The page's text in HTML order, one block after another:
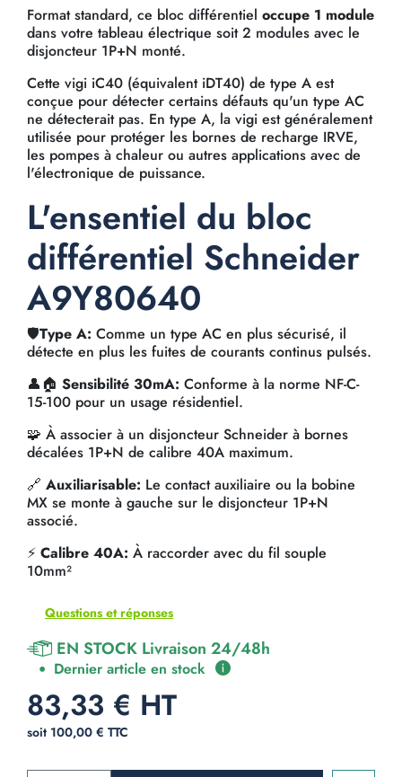
Format standard, ce bloc différentiel occupe 1 module
dans votre tableau électrique soit 2 modules avec le
disjoncteur 1P+N monté.
Cette vigi iC40 (équivalent iDT40) de type A est
conçue pour détecter certains défauts qu'un type AC
ne détecterait pas. En type A, la vigi est généralement
utilisée pour protéger les bornes de recharge IRVE,
les pompes à chaleur ou autres applications avec de
l'électronique de puissance.
L'ensentiel du bloc
différentiel Schneider
A9Y80640
🛡️Type A: Comme un type AC en plus sécurisé, il
détecte en plus les fuites de courants continus pulsés.
👤🏠 Sensibilité 30mA: Conforme à la norme NF-C-
15-100 pour un usage résidentiel.
🧩 À associer à un disjoncteur Schneider à bornes
décalées 1P+N de calibre 40A maximum.
🔗 Auxiliarisable: Le contact auxiliaire ou la bobine
MX se monte à gauche sur le disjoncteur 1P+N
associé.
⚡ Calibre 40A: À raccorder avec du fil souple
10mm²
Questions et réponses
EN STOCK Livraison 24/48h
Dernier article en stock
83,33 € HT
soit 100,00 € TTC